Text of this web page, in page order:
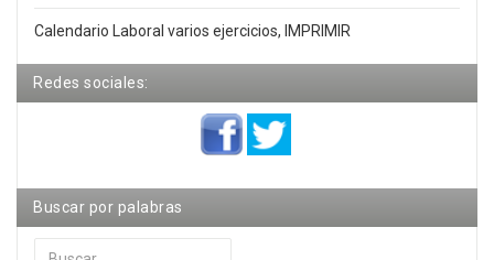
Calendario Laboral varios ejercicios, IMPRIMIR
Redes sociales:
Buscar por palabras
Buscar...